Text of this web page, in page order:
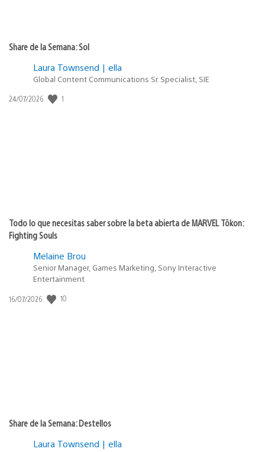
Share de la Semana: Sol
Laura Townsend | ella
Global Content Communications Sr. Specialist, SIE
Fecha
24/07/2026 1
Todo lo que necesitas saber sobre la beta abierta de MARVEL Tōkon:
Fighting Souls
Melaine Brou
Senior Manager, Games Marketing, Sony Interactive
Entertainment
Fecha
16/07/2026 10
Share de la Semana: Destellos
Laura Townsend | ella